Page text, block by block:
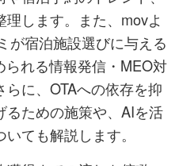
します。また、movよ
が宿泊施設選びに与える
れる情報発信・MEO対
に、OTAへの依存を抑
るための施策や、AIを活
ても解説します。